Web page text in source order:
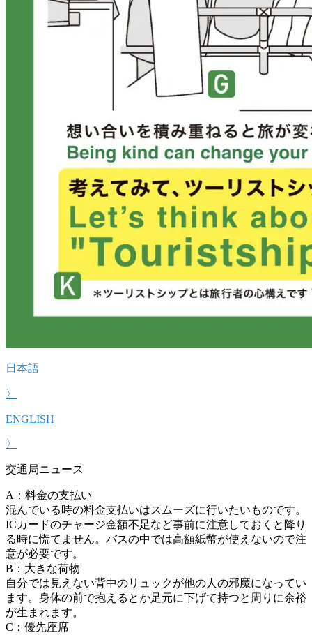
日本語
〉
ENGLISH
〉
交通局ニュース
A：料金の支払い
混んでいる時の料金支払いはスムーズに行いたいものです。
ICカードのチャージ金額不足など事前に注意しておくと降り
る時に慌てません。バスの中では高額紙幣が使えないので注
意が必要です。
B：大きな荷物
自分では見えない背中のリュックが他の人の邪魔になってい
ます。身体の前で抱えるとか足元に下げて持つと周りに余裕
が生まれます。
C：優先座席